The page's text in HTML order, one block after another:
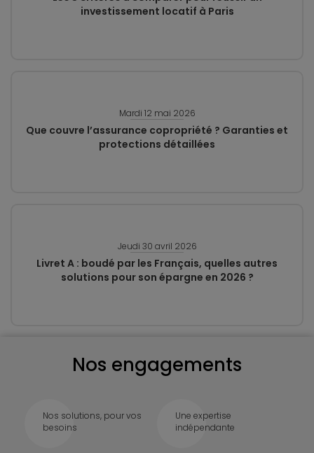
investissement locatif à Paris
Mardi 12 mai 2026
Que couvre l’assurance copropriété ? Garanties et
protections détaillées
Jeudi 30 avril 2026
Livret A : boudé par les Français, quelles autres
solutions pour son épargne en 2026 ?
Nos engagements
Nos solutions, pour vos
besoins
Une expertise
indépendante